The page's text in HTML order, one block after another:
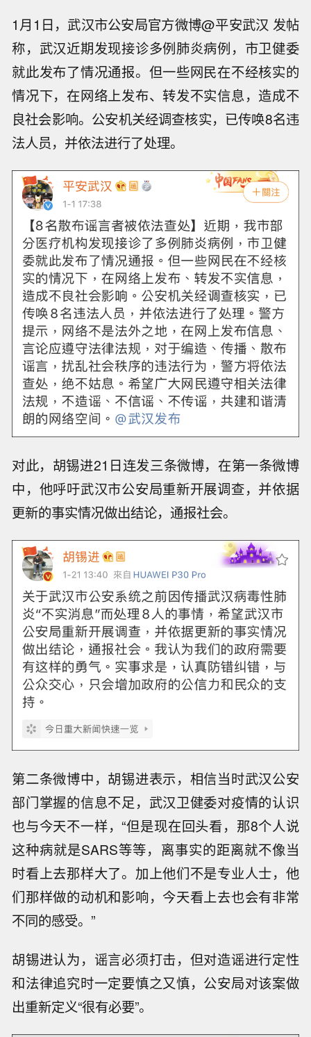
1月1日，武汉市公安局官方微博@平安武汉 发帖
称，武汉近期发现接诊多例肺炎病例，市卫健委
就此发布了情况通报。但一些网民在不经核实的
情况下，在网络上发布、转发不实信息，造成不
良社会影响。公安机关经调查核实，已传唤8名违
法人员，并依法进行了处理。
对此，胡锡进21日连发三条微博，在第一条微博
中，他呼吁武汉市公安局重新开展调查，并依据
更新的事实情况做出结论，通报社会。
第二条微博中，胡锡进表示，相信当时武汉公安
部门掌握的信息不足，武汉卫健委对疫情的认识
也与今天不一样，“但是现在回头看，那8个人说
这种病就是SARS等等，离事实的距离就不像当
时看上去那样大了。加上他们不是专业人士，他
们那样做的动机和影响，今天看上去也会有非常
不同的感受。”
胡锡进认为，谣言必须打击，但对造谣进行定性
和法律追究时一定要慎之又慎，公安局对该案做
出重新定义“很有必要”。